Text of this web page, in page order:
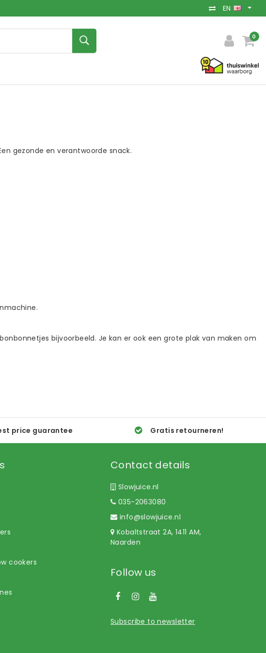
EN
0
gezonde en verantwoorde snack.
bijvoorbeeld. Je kan er ook een grote plak van maken om
price guarantee Gratis retourneren!
cookers
Contact details
Slowjuice.nl
035-2063080
info@slowjuice.nl
Kobaltstraat 2A, 1411 AM,
Naarden
Follow us
Subscribe to newsletter